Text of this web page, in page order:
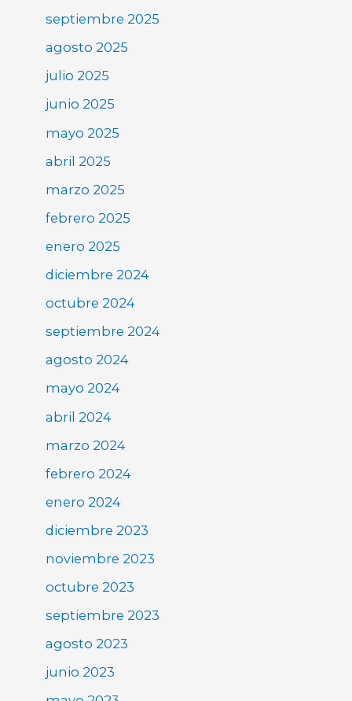
septiembre 2025
agosto 2025
julio 2025
junio 2025
mayo 2025
abril 2025
marzo 2025
febrero 2025
enero 2025
diciembre 2024
octubre 2024
septiembre 2024
agosto 2024
mayo 2024
abril 2024
marzo 2024
febrero 2024
enero 2024
diciembre 2023
noviembre 2023
octubre 2023
septiembre 2023
agosto 2023
junio 2023